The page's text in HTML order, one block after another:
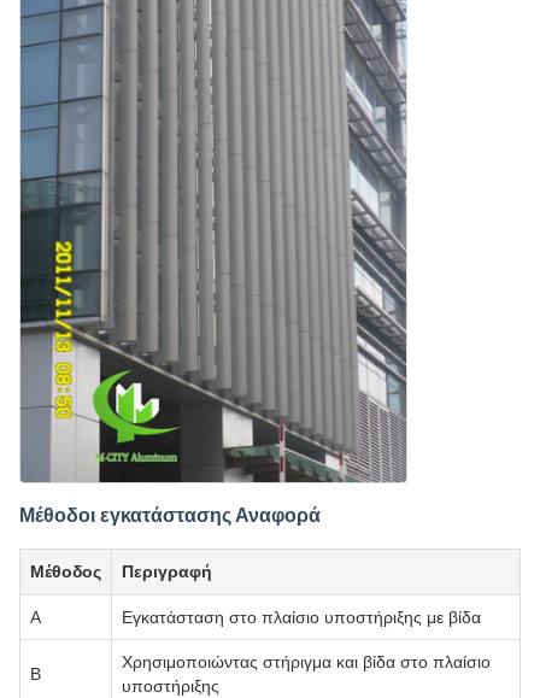
Μέθοδοι εγκατάστασης Αναφορά
Μέθοδος Περιγραφή
Α Εγκατάσταση στο πλαίσιο υποστήριξης με βίδα
Β
Χρησιμοποιώντας στήριγμα και βίδα στο πλαίσιο
υποστήριξης